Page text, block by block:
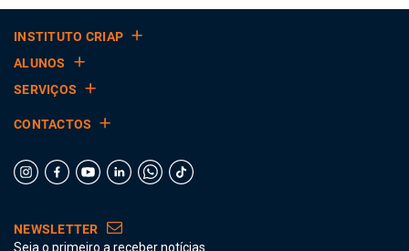
INSTITUTO CRIAP
ALUNOS
SERVIÇOS
CONTACTOS
NEWSLETTER
Seja o primeiro a receber notícias